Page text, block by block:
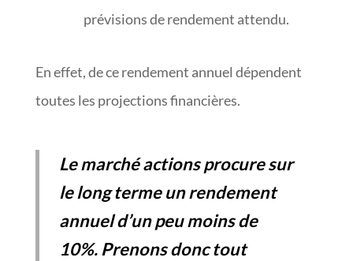
prévisions de rendement attendu.
En effet, de ce rendement annuel dépendent
toutes les projections financières.
Le marché actions procure sur
le long terme un rendement
annuel d’un peu moins de
10%. Prenons donc tout